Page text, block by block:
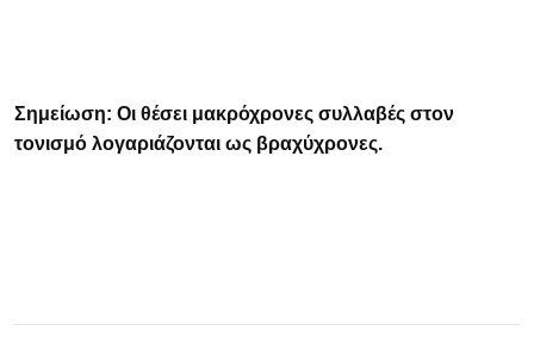
Σημείωση: Οι θέσει μακρόχρονες συλλαβές στον
τονισμό λογαριάζονται ως βραχύχρονες.